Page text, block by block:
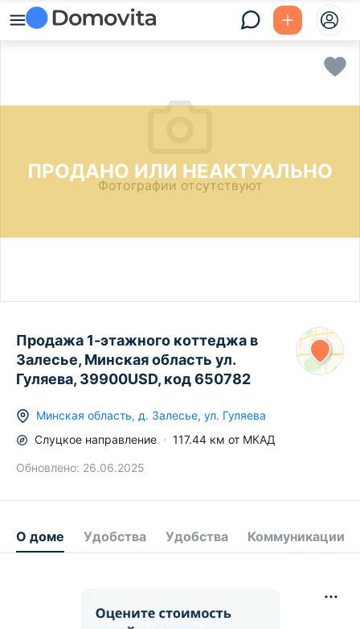
ПРОДАНО ИЛИ НЕАКТУАЛЬНО
Фотографии отсутствуют
Продажа 1-этажного коттеджа в
Залесье, Минская область ул.
Гуляева, 39900USD, код 650782
Минская область, д. Залесье, ул. Гуляева
Слуцкое направление 117.44 км от МКАД
Обновлено: 26.06.2025
О доме Удобства Удобства Коммуникации